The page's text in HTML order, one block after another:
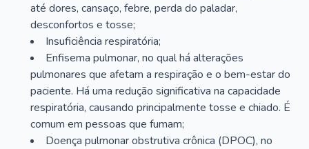
até dores, cansaço, febre, perda do paladar,
desconfortos e tosse;
Insuficiência respiratória;
Enfisema pulmonar, no qual há alterações
pulmonares que afetam a respiração e o bem-estar do
paciente. Há uma redução significativa na capacidade
respiratória, causando principalmente tosse e chiado. É
comum em pessoas que fumam;
Doença pulmonar obstrutiva crônica (DPOC), no